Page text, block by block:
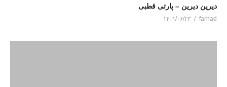
دیرین دیرین – پارتی قطبی
farhad ۱۴۰۱/۰۶/۲۳